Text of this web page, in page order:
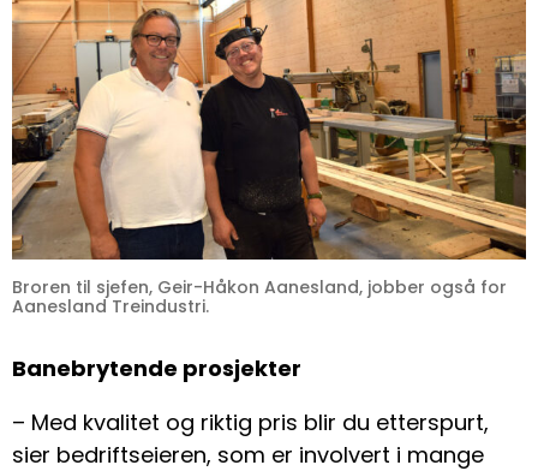
Broren til sjefen, Geir-Håkon Aanesland, jobber også for
Aanesland Treindustri.
Banebrytende prosjekter
– Med kvalitet og riktig pris blir du etterspurt,
sier bedriftseieren, som er involvert i mange